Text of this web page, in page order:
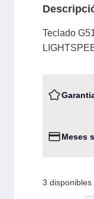
Teclado
Meses
3 disponibles